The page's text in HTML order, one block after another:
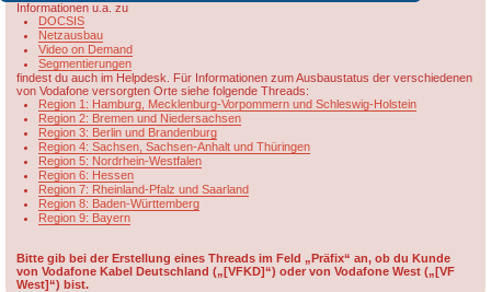
Informationen u.a. zu
DOCSIS
Netzausbau
Video on Demand
Segmentierungen
findest du auch im Helpdesk. Für Informationen zum Ausbaustatus der verschiedenen
von Vodafone versorgten Orte siehe folgende Threads:
Region 1: Hamburg, Mecklenburg-Vorpommern und Schleswig-Holstein
Region 2: Bremen und Niedersachsen
Region 3: Berlin und Brandenburg
Region 4: Sachsen, Sachsen-Anhalt und Thüringen
Region 5: Nordrhein-Westfalen
Region 6: Hessen
Region 7: Rheinland-Pfalz und Saarland
Region 8: Baden-Württemberg
Region 9: Bayern
Bitte gib bei der Erstellung eines Threads im Feld „Präfix“ an, ob du Kunde
von Vodafone Kabel Deutschland („[VFKD]“) oder von Vodafone West („[VF
West]“) bist.